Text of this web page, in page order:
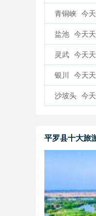
青铜峡 今
盐池 今天
灵武 今天
银川 今天
沙坡头 今
平罗县十大旅